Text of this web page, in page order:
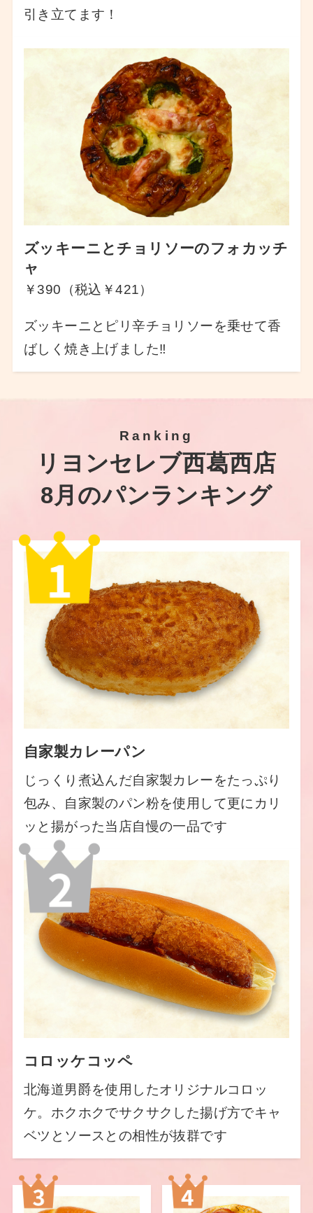
引き立てます！
ズッキーニとチョリソーのフォカッチ
ャ
￥390（税込￥421）
ズッキーニとピリ辛チョリソーを乗せて香
ばしく焼き上げました‼
Ranking
リヨンセレブ西葛西店
8月のパンランキング
自家製カレーパン
じっくり煮込んだ自家製カレーをたっぷり
包み、自家製のパン粉を使用して更にカリ
ッと揚がった当店自慢の一品です
コロッケコッペ
北海道男爵を使用したオリジナルコロッ
ケ。ホクホクでサクサクした揚げ方でキャ
ベツとソースとの相性が抜群です